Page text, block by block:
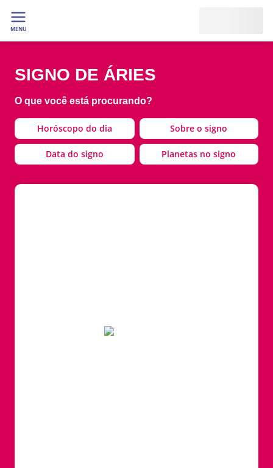
MENU
SIGNO DE ÁRIES
O que você está procurando?
Horóscopo do dia Sobre o signo
Data do signo Planetas no signo